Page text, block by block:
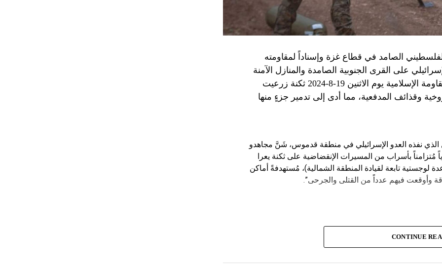
الصامد في قطاع غزة وإسناداً لمقاومته
على القرى الجنوبية الصامدة والمنازل الآمنة
وخصوصاً في بلدة باتوليه، استهدف مجاهدو المقاومة الإسلامية يوم الاثنين 19-8-2024 ثكنة زرعيت
وقذائف المدفعية، مما أدى إلى تدمير جزءٍ منها
الذي نفذه العدو الإسرائيلي في منطقة قدموس، شَنَّ مجاهدو
يوم الاثنين 19-8-2024 هجوماً جوياً مُتزامناً بأسراب من المسيرات الإنقضاضية على ثكنة يعرا
سنط جين (قاعدة لوجستية تابعة لقيادة المنطقة الشمالية)، مُستهدفةً أماكن
وأوقعت فيهم عدداً من القتلى والجرحى”.
CONTINUE